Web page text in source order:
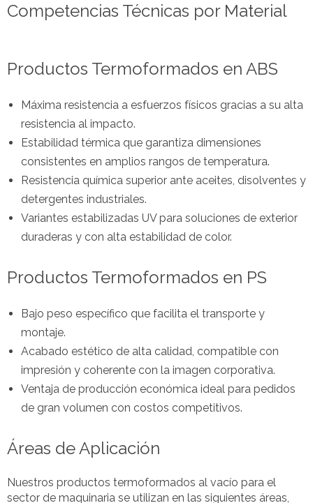
Competencias Técnicas por Material
Productos Termoformados en ABS
Máxima resistencia a esfuerzos físicos gracias a su alta
resistencia al impacto.
Estabilidad térmica que garantiza dimensiones
consistentes en amplios rangos de temperatura.
Resistencia química superior ante aceites, disolventes y
detergentes industriales.
Variantes estabilizadas UV para soluciones de exterior
duraderas y con alta estabilidad de color.
Productos Termoformados en PS
Bajo peso específico que facilita el transporte y
montaje.
Acabado estético de alta calidad, compatible con
impresión y coherente con la imagen corporativa.
Ventaja de producción económica ideal para pedidos
de gran volumen con costos competitivos.
Áreas de Aplicación
Nuestros productos termoformados al vacío para el
sector de maquinaria se utilizan en las siguientes áreas,